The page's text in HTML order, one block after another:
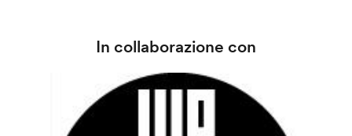
In collaborazione con